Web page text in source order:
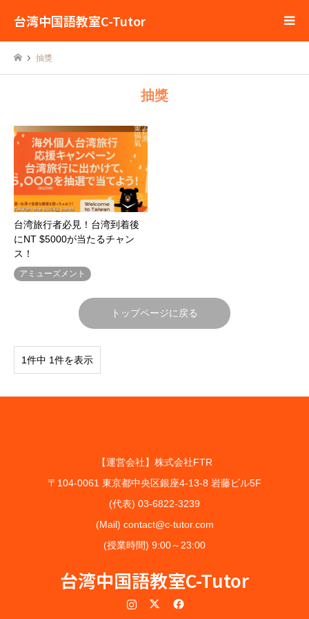
台湾中国語教室C-Tutor
抽獎
抽獎
台湾旅行者必見！台湾到着後
にNT $5000が当たるチャン
ス！
アミューズメント
トップページに戻る
1件中 1件を表示
【運営会社】株式会社FTR
〒104-0061 東京都中央区銀座4-13-8 岩藤ビル5F
(代表) 03-6822-3239
(Mail) contact@c-tutor.com
(授業時間) 9:00～23:00
台湾中国語教室C-Tutor